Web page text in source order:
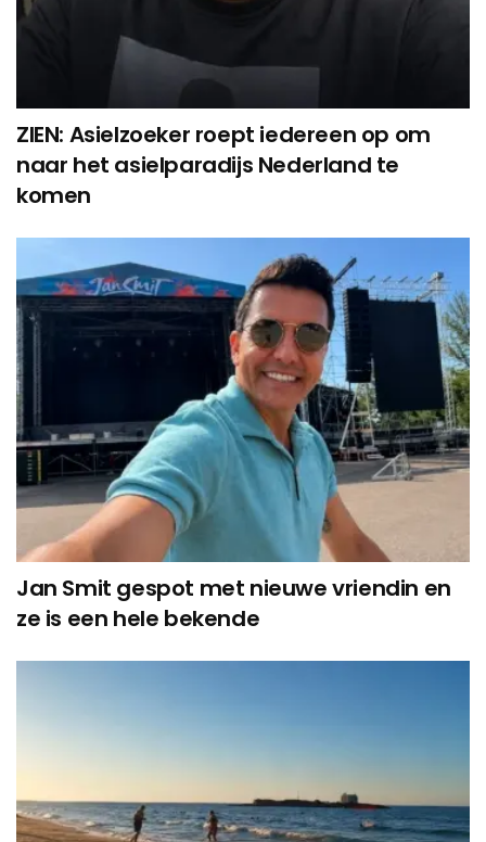
ZIEN: Asielzoeker roept iedereen op om
naar het asielparadijs Nederland te
komen
Jan Smit gespot met nieuwe vriendin en
ze is een hele bekende